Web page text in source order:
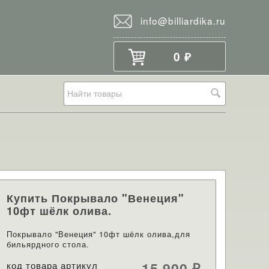
info@billiardika.ru
0 ₽
Купить Покрывало "Венеция"
10фт шёлк олива.
Покрывало "Венеция" 10фт шёлк олива,для
бильярдного стола.
код товара артикул